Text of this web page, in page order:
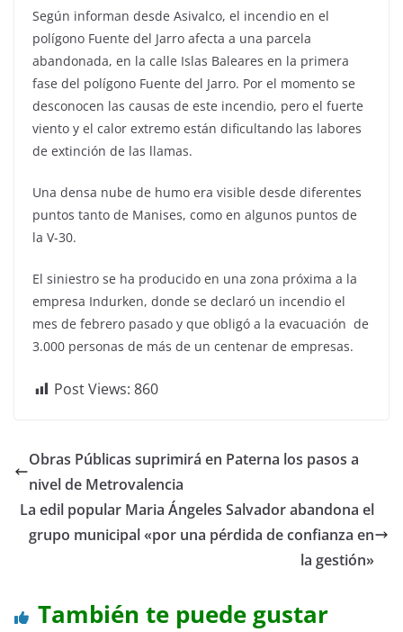
Según informan desde Asivalco, el incendio en el
polígono Fuente del Jarro afecta a una parcela
abandonada, en la calle Islas Baleares en la primera
fase del polígono Fuente del Jarro. Por el momento se
desconocen las causas de este incendio, pero el fuerte
viento y el calor extremo están dificultando las labores
de extinción de las llamas.
Una densa nube de humo era visible desde diferentes
puntos tanto de Manises, como en algunos puntos de
la V-30.
El siniestro se ha producido en una zona próxima a la
empresa Indurken, donde se declaró un incendio el
mes de febrero pasado y que obligó a la evacuación de
3.000 personas de más de un centenar de empresas.
Post Views: 860
Obras Públicas suprimirá en Paterna los pasos a
nivel de Metrovalencia
La edil popular Maria Ángeles Salvador abandona el
grupo municipal «por una pérdida de confianza en
la gestión»
También te puede gustar